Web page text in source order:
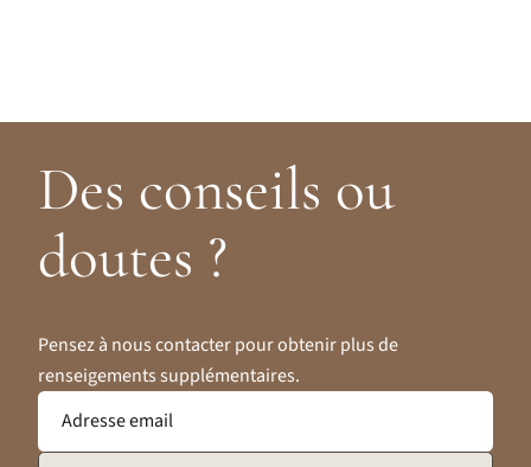
Des conseils ou
doutes ?
Pensez à nous contacter pour obtenir plus de
renseigements supplémentaires.
Adresse email